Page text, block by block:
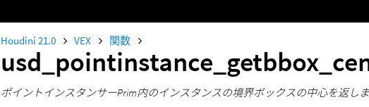
Houdini 21.0 VEX 関数
ポイントインスタンサーPrim内のインスタンスの境界ボックスの中心を返しま